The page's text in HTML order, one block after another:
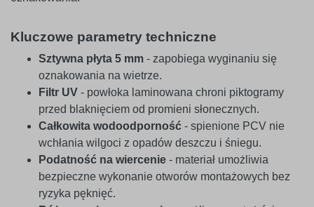
Kluczowe parametry techniczne
Sztywna płyta 5 mm - zapobiega wyginaniu się
oznakowania na wietrze.
Filtr UV - powłoka laminowana chroni piktogramy
przed blaknięciem od promieni słonecznych.
Całkowita wodoodporność - spienione PCV nie
wchłania wilgoci z opadów deszczu i śniegu.
Podatność na wiercenie - materiał umożliwia
bezpieczne wykonanie otworów montażowych bez
ryzyka pęknięć.